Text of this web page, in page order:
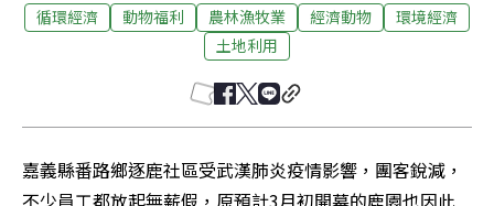
循環經濟 動物福利 農林漁牧業 經濟動物
環境經濟
土地利用
嘉義縣番路鄉逐鹿社區受武漢肺炎疫情影響，團客銳減，
不少員工都放起無薪假，原預計3月初開幕的鹿園也因此